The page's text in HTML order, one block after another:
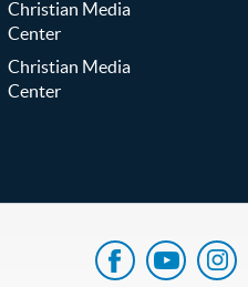
Christian Media
Center
Christian Media
Center